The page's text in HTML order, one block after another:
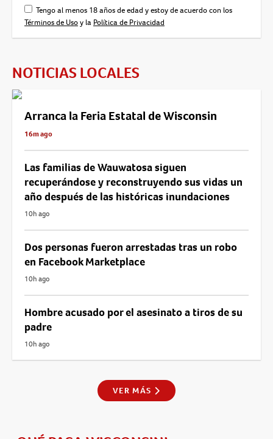
Tengo al menos 18 años de edad y estoy de acuerdo con los
Términos de Usoy la Política de Privacidad
NOTICIAS LOCALES
Arranca la Feria Estatal de Wisconsin
16m ago
Las familias de Wauwatosa siguen
recuperándose y reconstruyendo sus vidas un
año después de las históricas inundaciones
10h ago
Dos personas fueron arrestadas tras un robo
en Facebook Marketplace
10h ago
Hombre acusado por el asesinato a tiros de su
padre
10h ago
VER MÁS